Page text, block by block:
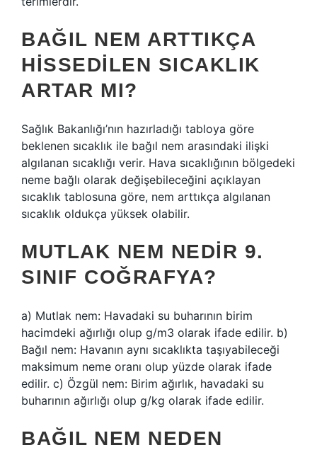
BAĞIL NEM ARTTIKÇA
HISSEDILEN SICAKLIK
ARTAR MI?
Sağlık Bakanlığı’nın hazırladığı tabloya göre
beklenen sıcaklık ile bağıl nem arasındaki ilişki
algılanan sıcaklığı verir. Hava sıcaklığının bölgedeki
neme bağlı olarak değişebileceğini açıklayan
sıcaklık tablosuna göre, nem arttıkça algılanan
sıcaklık oldukça yüksek olabilir.
MUTLAK NEM NEDIR 9.
SINIF COĞRAFYA?
a) Mutlak nem: Havadaki su buharının birim
hacimdeki ağırlığı olup g/m3 olarak ifade edilir. b)
Bağıl nem: Havanın aynı sıcaklıkta taşıyabileceği
maksimum neme oranı olup yüzde olarak ifade
edilir. c) Özgül nem: Birim ağırlık, havadaki su
buharının ağırlığı olup g/kg olarak ifade edilir.
BAĞIL NEM NEDEN